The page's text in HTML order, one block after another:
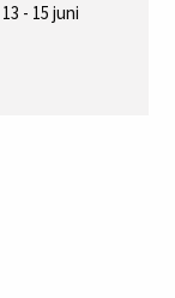
- 15 juni